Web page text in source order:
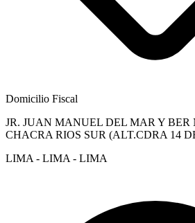
Domicilio Fiscal
JR. JUAN MANUEL DEL MAR Y BER
CHACRA RIOS SUR (ALT.CDRA 14
LIMA - LIMA - LIMA